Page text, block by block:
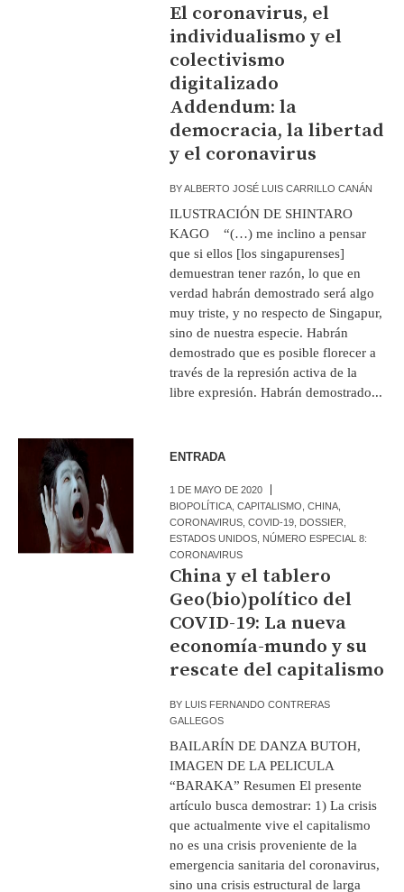
El coronavirus, el
individualismo y el
colectivismo
digitalizado
Addendum: la
democracia, la libertad
y el coronavirus
BYALBERTO JOSÉ LUIS CARRILLO CANÁN
ILUSTRACIÓN DE SHINTARO
KAGO “(…) me inclino a pensar
que si ellos [los singapurenses]
demuestran tener razón, lo que en
verdad habrán demostrado será algo
muy triste, y no respecto de Singapur,
sino de nuestra especie. Habrán
demostrado que es posible florecer a
través de la represión activa de la
libre expresión. Habrán demostrado...
ENTRADA
1 DE MAYO DE 2020
BIOPOLÍTICA ,CAPITALISMO ,CHINA
CORONAVIRUS ,COVID-19 DOSSIER
ESTADOS UNIDOS NÚMERO ESPECIAL 8:
CORONAVIRUS
China y el tablero
Geo(bio)político del
COVID-19: La nueva
economía-mundo y su
rescate del capitalismo
BY LUIS FERNANDO CONTRERAS
GALLEGOS
BAILARÍN DE DANZA BUTOH,
IMAGEN DE LA PELICULA
“BARAKA” Resumen El presente
artículo busca demostrar: 1) La crisis
que actualmente vive el capitalismo
no es una crisis proveniente de la
emergencia sanitaria del coronavirus,
sino una crisis estructural de larga